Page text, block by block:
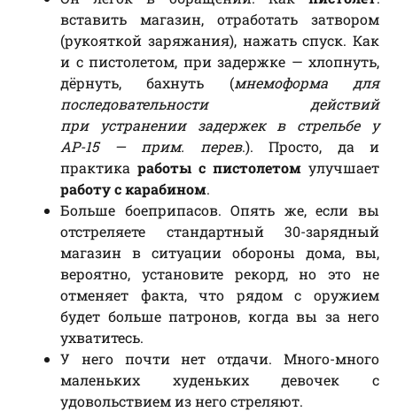
вставить магазин, отработать затвором
(рукояткой заряжания), нажать спуск. Как
и с пистолетом, при задержке — хлопнуть,
дёрнуть, бахнуть (мнемоформа для
последовательности действий
при устранении задержек в стрельбе у
АР-15 — прим. перев.). Просто, да и
практика работы с пистолетом улучшает
работу с карабином.
Больше боеприпасов. Опять же, если вы
отстреляете стандартный 30-зарядный
магазин в ситуации обороны дома, вы,
вероятно, установите рекорд, но это не
отменяет факта, что рядом с оружием
будет больше патронов, когда вы за него
ухватитесь.
У него почти нет отдачи. Много-много
маленьких худеньких девочек с
удовольствием из него стреляют.